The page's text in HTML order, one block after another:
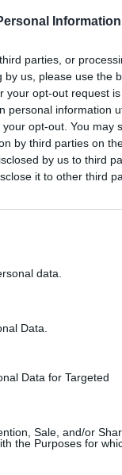
Information
parties, or
us, please use the
your opt-out request
personal information
opt-out. You may
by third parties on
by us to third
it to other third
data.
Data.
Data for Targeted
Sale, and/or
the Purposes for
και την επιρροή
στην
πάνω της την
από
τα πουά μοτίβα
ενώ πλέον
9TG, Ηνωμένο